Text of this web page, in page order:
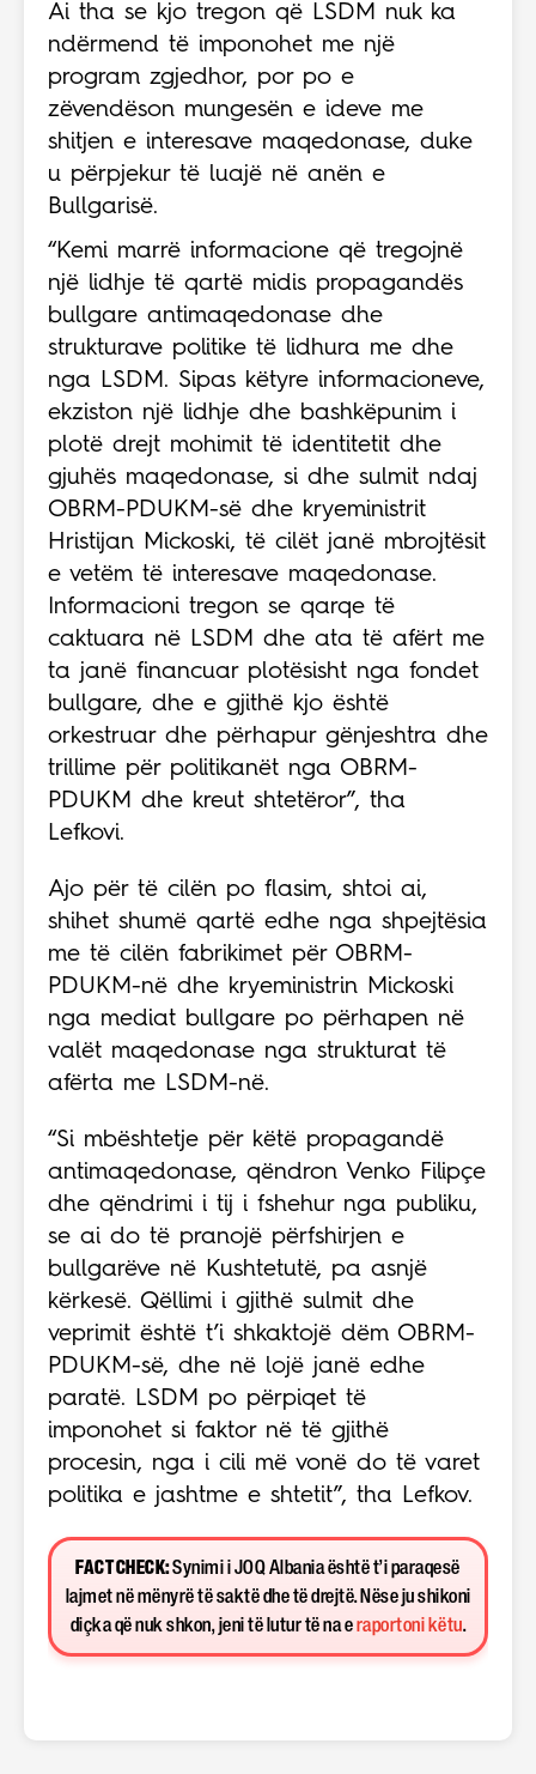
Ai tha se kjo tregon që LSDM nuk ka
ndërmend të imponohet me një
program zgjedhor, por po e
zëvendëson mungesën e ideve me
shitjen e interesave maqedonase, duke
u përpjekur të luajë në anën e
Bullgarisë.
“Kemi marrë informacione që tregojnë
një lidhje të qartë midis propagandës
bullgare antimaqedonase dhe
strukturave politike të lidhura me dhe
nga LSDM. Sipas këtyre informacioneve,
ekziston një lidhje dhe bashkëpunim i
plotë drejt mohimit të identitetit dhe
gjuhës maqedonase, si dhe sulmit ndaj
OBRM-PDUKM-së dhe kryeministrit
Hristijan Mickoski, të cilët janë mbrojtësit
e vetëm të interesave maqedonase.
Informacioni tregon se qarqe të
caktuara në LSDM dhe ata të afërt me
ta janë financuar plotësisht nga fondet
bullgare, dhe e gjithë kjo është
orkestruar dhe përhapur gënjeshtra dhe
trillime për politikanët nga OBRM-
PDUKM dhe kreut shtetëror”, tha
Lefkovi.
Ajo për të cilën po flasim, shtoi ai,
shihet shumë qartë edhe nga shpejtësia
me të cilën fabrikimet për OBRM-
PDUKM-në dhe kryeministrin Mickoski
nga mediat bullgare po përhapen në
valët maqedonase nga strukturat të
afërta me LSDM-në.
“Si mbështetje për këtë propagandë
antimaqedonase, qëndron Venko Filipçe
dhe qëndrimi i tij i fshehur nga publiku,
se ai do të pranojë përfshirjen e
bullgarëve në Kushtetutë, pa asnjë
kërkesë. Qëllimi i gjithë sulmit dhe
veprimit është t’i shkaktojë dëm OBRM-
PDUKM-së, dhe në lojë janë edhe
paratë. LSDM po përpiqet të
imponohet si faktor në të gjithë
procesin, nga i cili më vonë do të varet
politika e jashtme e shtetit”, tha Lefkov.
FACT CHECK:Synimi i JOQ Albania është t’i paraqesë
lajmet në mënyrë të saktë dhe të drejtë. Nëse ju shikoni
diçka që nuk shkon, jeni të lutur të na e raportoni këtu.